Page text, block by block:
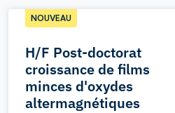
H/F Post-doctorat
croissance de films
minces d'oxydes
altermagnétiques
NOUVEAU